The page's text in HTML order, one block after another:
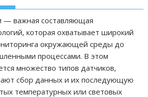
— важная составляющая
которая охватывает широкий
окружающей среды до
процессами. В этом
множество типов датчиков,
сбор данных и их последующую
температурных или световых